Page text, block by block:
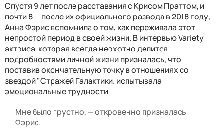
Спустя 9 лет после расставания с Крисом Праттом, и
почти 8 — после их официального развода в 2018 году,
Анна Фэрис вспомнила о том, как переживала этот
непростой период в своей жизни. В интервью Variety
актриса, которая всегда неохотно делится
подробностями личной жизни призналась, что
поставив окончательную точку в отношениях со
звездой "Стражей Галактики. испытывала
эмоциональные трудности.
Мне было грустно, — откровенно призналась
Фэрис.